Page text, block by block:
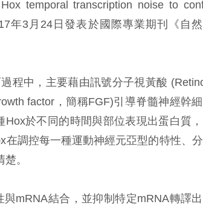
temporal transcription noise to
年3月24日發表於國際專業期刊《自
中，主要藉由訊號分子視黃酸
factor，簡稱FGF)引導脊髓神經幹
於不同的時間與部位表現出蛋白質
在調控每一種運動神經元亞型的特性、
。
mRNA結合，並抑制特定mRNA轉譯